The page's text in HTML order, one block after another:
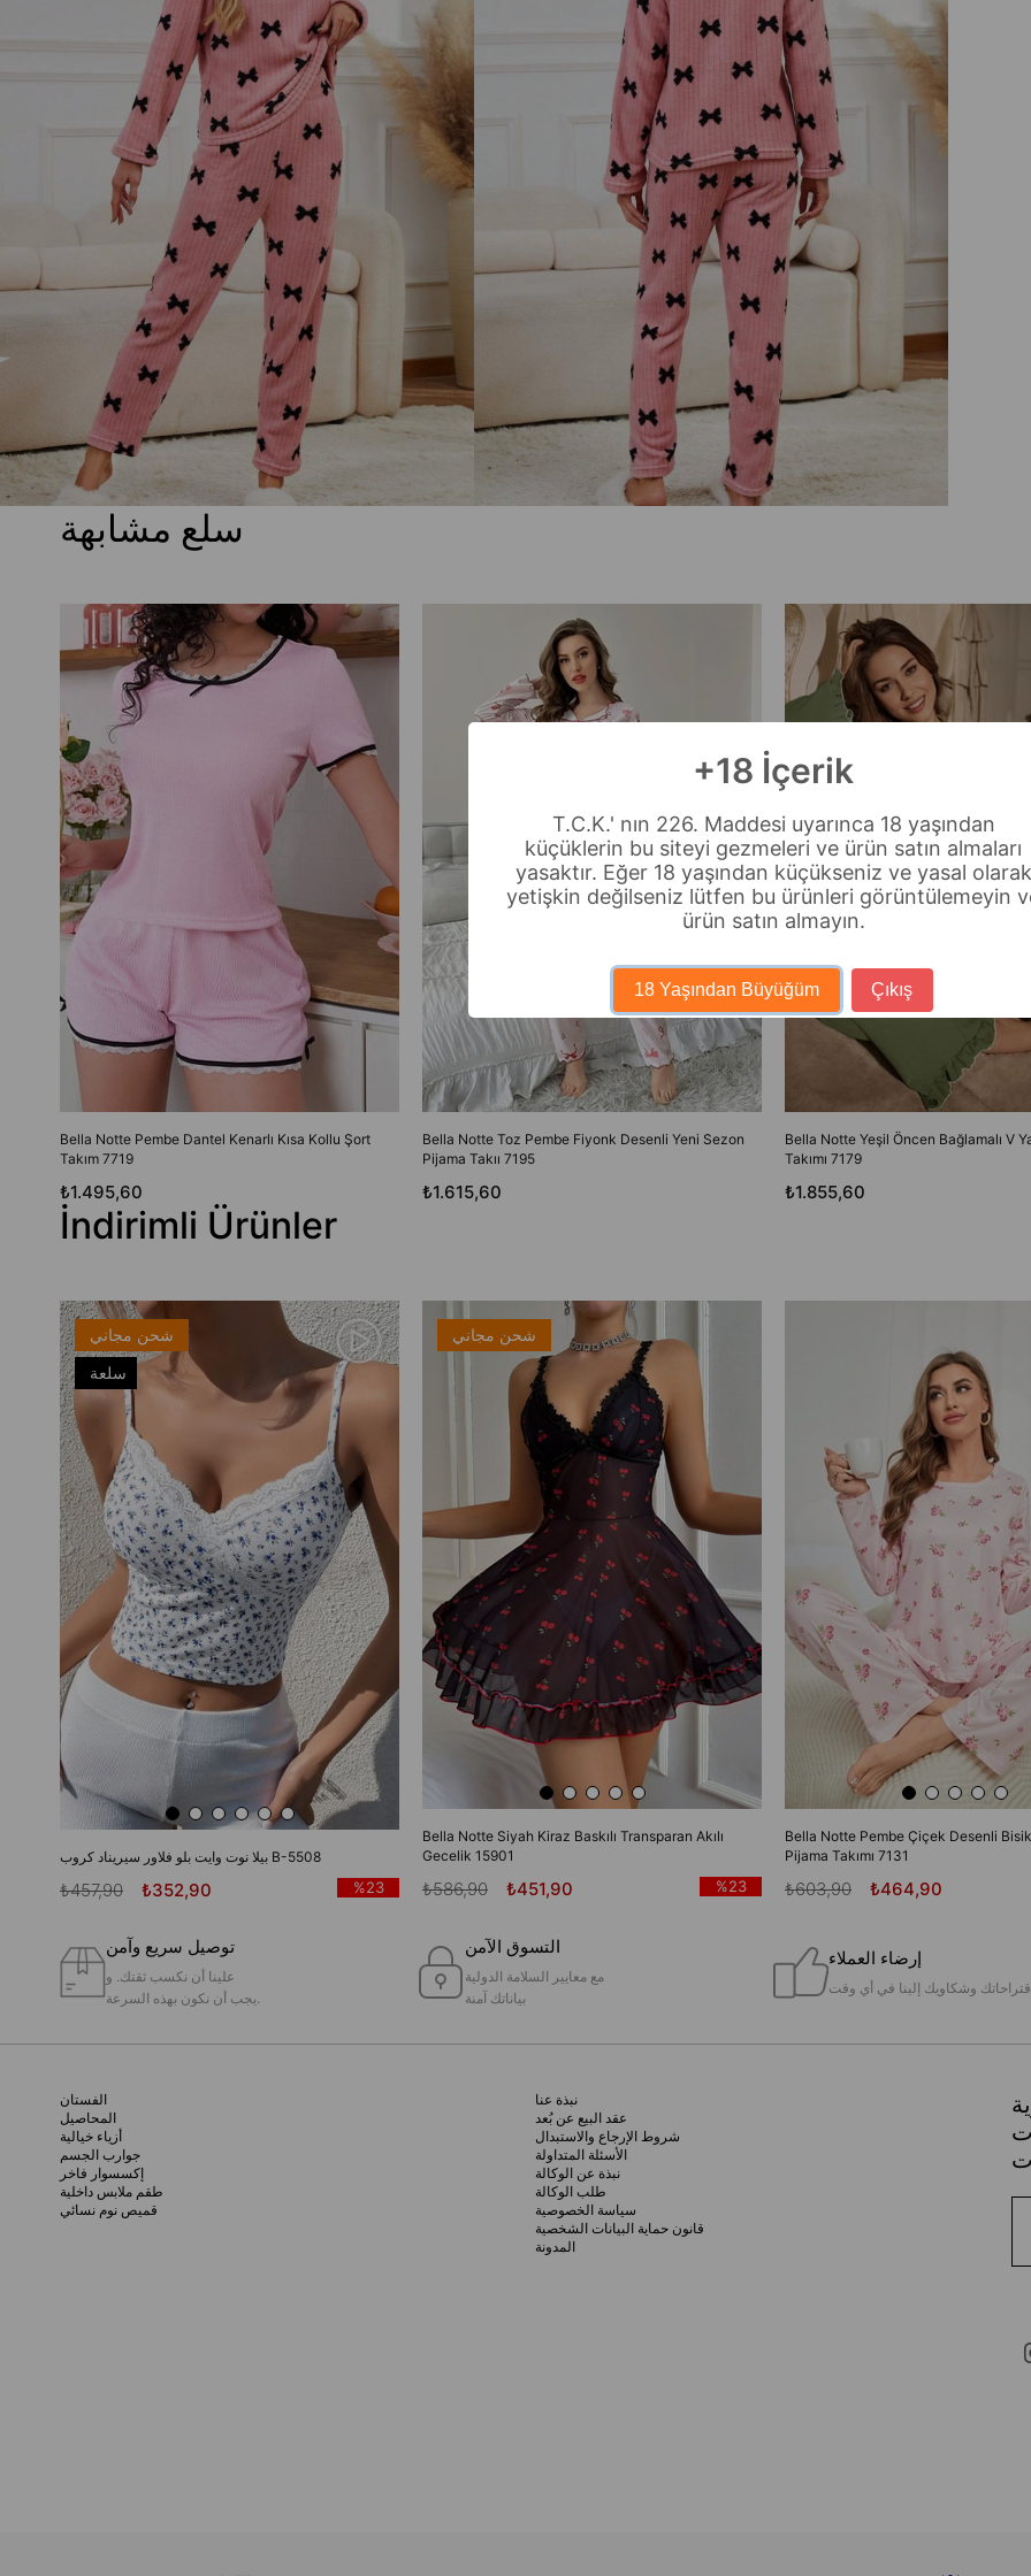
سلع مشابهة
Bella Notte Pembe Dantel Kenarlı Kısa Kollu Şort
Takım 7719
₺1.495,60
Bella Notte Toz Pembe Fiyonk Desenli Yeni Sezon
Pijama Takıı 7195
₺1.615,60
Bella Notte Yeşil Öncen Bağlamalı V
Takımı 7179
₺1.855,60
İndirimli Ürünler
بيلا نوت وايت بلو فلاور سيريناد كروب B-5508
₺352,90
₺457,90 %23
شحن مجاني
سلعة
جديدة
Bella Notte Siyah Kiraz Baskılı Transparan Akılı
Gecelik 15901
₺451,90
₺586,90 %23
شحن مجاني
Bella Notte Pembe Çiçek Desenli
Pijama Takımı 7131
₺464,90
₺603,90
توصيل سريع وآمن
علينا أن نكسب ثقتك. و
يجب أن نكون بهذه السرعة.
التسوق الآمن
مع معايير السلامة الدولية
بياناتك آمنة
إرضاء العملاء
وشكاويك إلينا في أي وقت
الفستان
المحاصيل
أزياء خيالية
جوارب الجسم
إكسسوار فاخر
طقم ملابس داخلية
قميص نوم نسائي
نبذة عنا
عقد البيع عن بُعد
شروط الإرجاع والاستبدال
الأسئلة المتداولة
نبذة عن الوكالة
طلب الوكالة
سياسة الخصوصية
قانون حماية البيانات الشخصية
المدونة
+18 İçerik
T.C.K.' nın 226. Maddesi uyarınca 18 yaşından
küçüklerin bu siteyi gezmeleri ve ürün satın almaları
yasaktır. Eğer 18 yaşından küçükseniz ve yasal olarak
yetişkin değilseniz lütfen bu ürünleri görüntülemeyin
ürün satın almayın.
18 Yaşından Büyüğüm Çıkış